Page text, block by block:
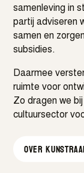
samenleving in
partij adviseren
samen en
subsidies.
Daarmee
ruimte voor
Zo dragen we
cultuursector
Over kunstraad